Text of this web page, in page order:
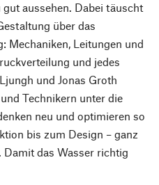
aussehen. Dabei täuscht
über das
Mechaniken, Leitungen und
und jedes
und Jonas Groth
Technikern unter die
neu und optimieren so
bis zum Design – ganz
Damit das Wasser richtig